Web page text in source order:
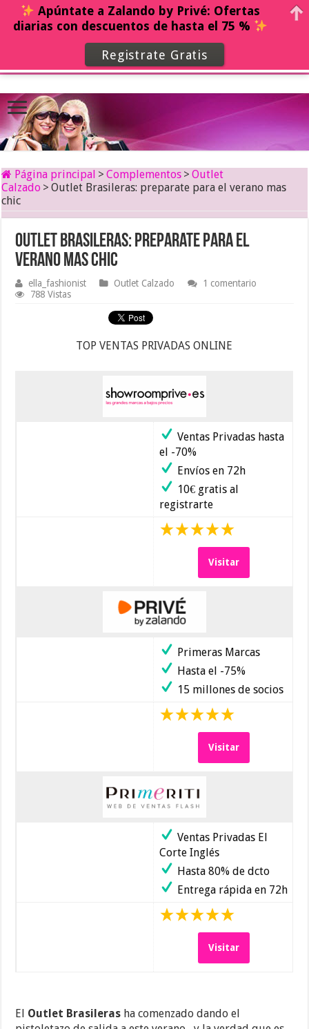
Página principal > Complementos > Outlet
Calzado > Outlet Brasileras: preparate para el verano mas
chic
Outlet Brasileras: preparate para el
verano mas chic
ella_fashionist Outlet Calzado
1 comentario
788 Vistas
TOP VENTAS PRIVADAS ONLINE
Ventas Privadas hasta
el -70%
Envíos en 72h
10€ gratis al
registrarte
Visitar
Primeras Marcas
Hasta el -75%
15 millones de socios
Visitar
Ventas Privadas El
Corte Inglés
Hasta 80% de dcto
Entrega rápida en 72h
Visitar
El Outlet Brasileras ha comenzado dando el
Apúntate a Zalando by Privé: Ofertas
diarias con descuentos de hasta el 75 %
Registrate Gratis